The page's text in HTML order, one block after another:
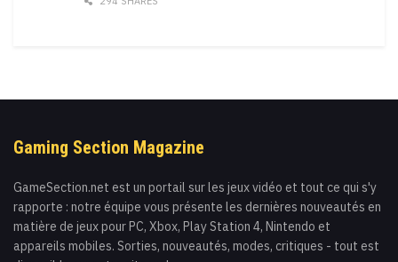
Gaming Section Magazine
GameSection.net est un portail sur les jeux vidéo et tout ce qui s'y
rapporte : notre équipe vous présente les dernières nouveautés en
matière de jeux pour PC, Xbox, Play Station 4, Nintendo et
appareils mobiles. Sorties, nouveautés, modes, critiques - tout est